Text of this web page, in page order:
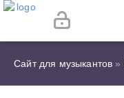
Сайт для музыкантов »